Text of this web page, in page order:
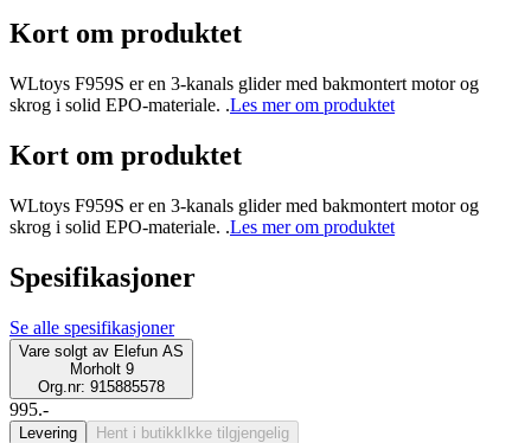
Kort om produktet
WLtoys F959S er en 3-kanals glider med bakmontert motor og
skrog i solid EPO-materiale. .Les mer om produktet
Kort om produktet
WLtoys F959S er en 3-kanals glider med bakmontert motor og
skrog i solid EPO-materiale. .Les mer om produktet
Spesifikasjoner
Se alle spesifikasjoner
Vare solgt av Elefun AS
Morholt 9
Org.nr: 915885578
995.-
Levering Hent i butikk Ikke tilgjengelig